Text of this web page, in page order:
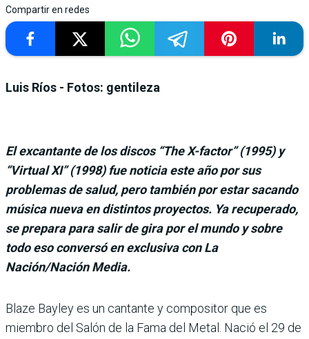
Compartir en redes
Luis Ríos - Fotos: gentileza
El excantante de los discos “The X-factor” (1995) y
“Virtual XI” (1998) fue noticia este año por sus
problemas de salud, pero también por estar sacando
música nueva en distintos proyectos. Ya recuperado,
se prepara para salir de gira por el mundo y sobre
todo eso conversó en exclusiva con La
Nación/Nación Media.
Blaze Bayley es un cantante y compositor que es
miembro del Salón de la Fama del Metal. Nació el 29 de